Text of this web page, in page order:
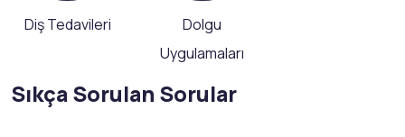
Diş Tedavileri
Dolgu
Uygulamaları
Sıkça Sorulan Sorular